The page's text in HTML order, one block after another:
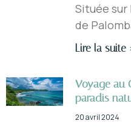
Située sur
de
Lire la suite
Voyage au
paradis
20 avril 2024